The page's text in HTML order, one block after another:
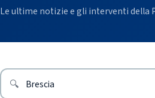
Le ultime notizie e gli interventi della
🔍